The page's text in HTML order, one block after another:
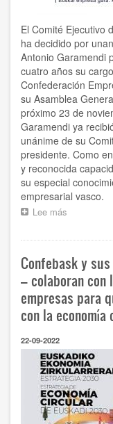
Business
Alumni
con
motivo
de
su
centenario
El Comité Ejecutivo
ha decidido por
Antonio Garamendi
cuatro años su
Confederación
su Asamblea
próximo 23 de
Garamendi ya
unánime de su
presidente. Como
y reconocida
su especial
empresarial vasco.
Lee más
candidatura
Antonio
Garamendi
para
renovar
presidente
de
CEOE
Confebask y
– colaboran con
empresas para
con la
22-09-2022